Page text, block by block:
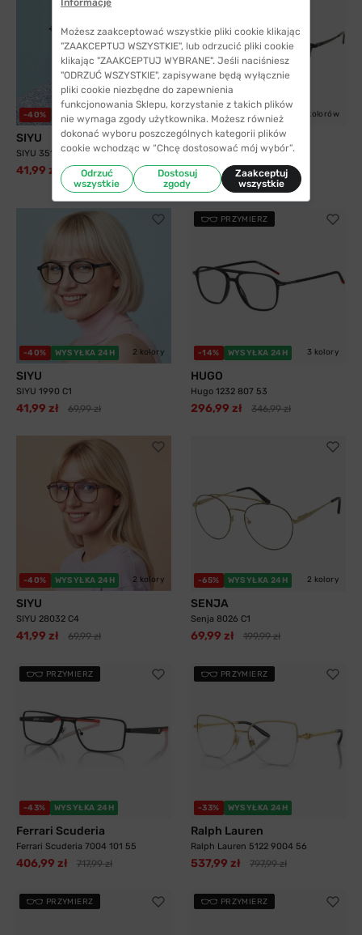
-40% WYSYŁKA 24H 2 kolory
SIYU
SIYU 35117 C9
41,99 zł 69,99 zł
WYSYŁKA 24H 5 kolorów
Solano
Solano 10204 B z nakładką
przeciwsłoneczną z...
299,99 zł
-40% WYSYŁKA 24H 2 kolory
SIYU
SIYU 1990 C1
41,99 zł 69,99 zł
PRZYMIERZ
-14% WYSYŁKA 24H 3 kolory
HUGO
Hugo 1232 807 53
296,99 zł 346,99 zł
-40% WYSYŁKA 24H 2 kolory
SIYU
SIYU 28032 C4
41,99 zł 69,99 zł
-65% WYSYŁKA 24H 2 kolory
SENJA
Senja 8026 C1
69,99 zł 199,99 zł
PRZYMIERZ
-43% WYSYŁKA 24H
Ferrari Scuderia
Ferrari Scuderia 7004 101 55
406,99 zł 717,99 zł
PRZYMIERZ
-33% WYSYŁKA 24H
Ralph Lauren
Ralph Lauren 5122 9004 56
537,99 zł 797,99 zł
PRZYMIERZ PRZYMIERZ
Możesz zaakceptować wszystkie pliki cookie klikając
"ZAAKCEPTUJ WSZYSTKIE", lub odrzucić pliki cookie
klikając "ZAAKCEPTUJ WYBRANE". Jeśli naciśniesz
"ODRZUĆ WSZYSTKIE", zapisywane będą wyłącznie
pliki cookie niezbędne do zapewnienia
funkcjonowania Sklepu, korzystanie z takich plików
nie wymaga zgody użytkownika. Możesz również
dokonać wyboru poszczególnych kategorii plików
cookie wchodząc w “Chcę dostosować mój wybór”.
Odrzuć
wszystkie
Dostosuj
zgody
Zaakceptuj
wszystkie